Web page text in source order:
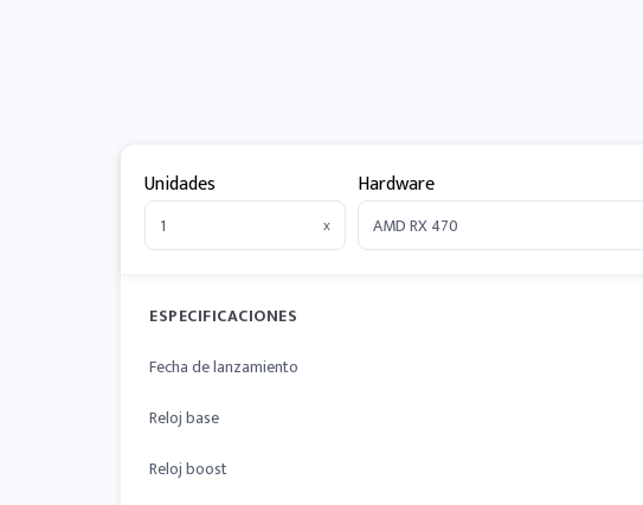
Unidades
x
Hardware
ESPECIFICACIONES
Fecha de lanzamiento
Reloj base
Reloj boost